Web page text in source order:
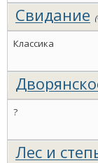
Свидание
Классика
?
Лес и